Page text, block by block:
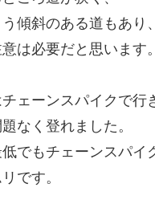
傾斜のある道もあり、
は必要だと思います。
ェーンスパイクで行
なく登れました。
でもチェーンスパイ
です。